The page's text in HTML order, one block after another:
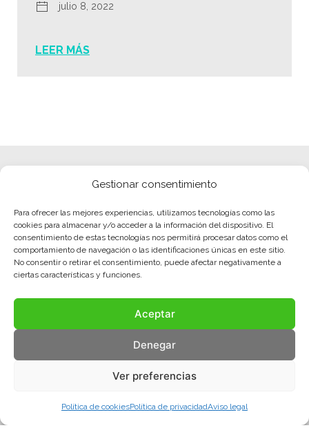
Gestionar consentimiento
Para ofrecer las mejores experiencias, utilizamos tecnologías como las
cookies para almacenar y/o acceder a la información del dispositivo. El
consentimiento de estas tecnologías nos permitirá procesar datos como el
comportamiento de navegación o las identificaciones únicas en este sitio.
No consentir o retirar el consentimiento, puede afectar negativamente a
ciertas características y funciones.
Aceptar
Denegar
Ver preferencias
Política de cookiesPolítica de privacidadAviso legal
julio 8, 2022
LEER MÁS